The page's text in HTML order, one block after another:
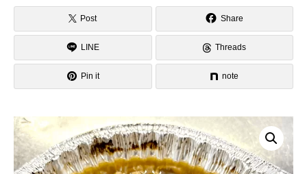
Post Share
LINE Threads
Pin it note